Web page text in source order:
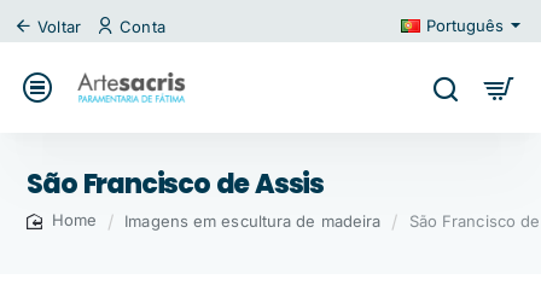
Voltar Conta Português
São Francisco de Assis
Imagens em escultura de madeira São Francisco